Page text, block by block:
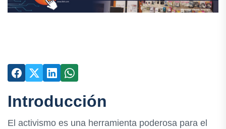
Introducción
El activismo es una herramienta poderosa para el